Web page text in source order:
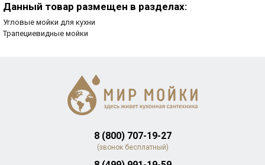
Данный товар размещен в разделах:
Угловые мойки для кухни
Трапециевидные мойки
8 (800) 707-19-27
(звонок бесплатный)